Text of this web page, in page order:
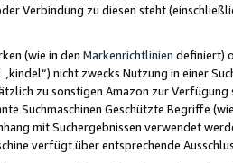
Verbindung zu diesen steht
(wie in den Markenrichtlinien definiert)
„kindel“) nicht zwecks Nutzung in einer
zu sonstigen Amazon zur
Suchmaschinen Geschützte Begriffe
mit Suchergebnissen verwendet
verfügt über entsprechende